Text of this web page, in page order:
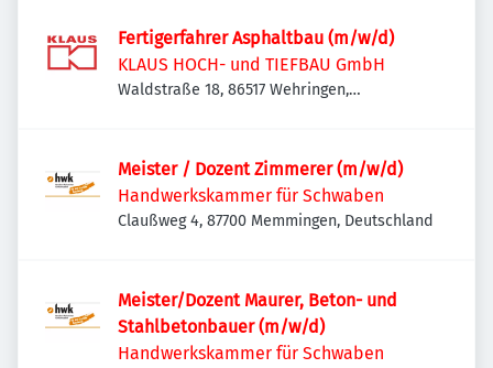
Fertigerfahrer Asphaltbau (m/w/d)
KLAUS HOCH- und TIEFBAU GmbH
Waldstraße 18, 86517 Wehringen,
Meister / Dozent Zimmerer (m/w/d)
Handwerkskammer für Schwaben
Claußweg 4, 87700 Memmingen, Deutschland
Meister/Dozent Maurer, Beton- und
Stahlbetonbauer (m/w/d)
Handwerkskammer für Schwaben